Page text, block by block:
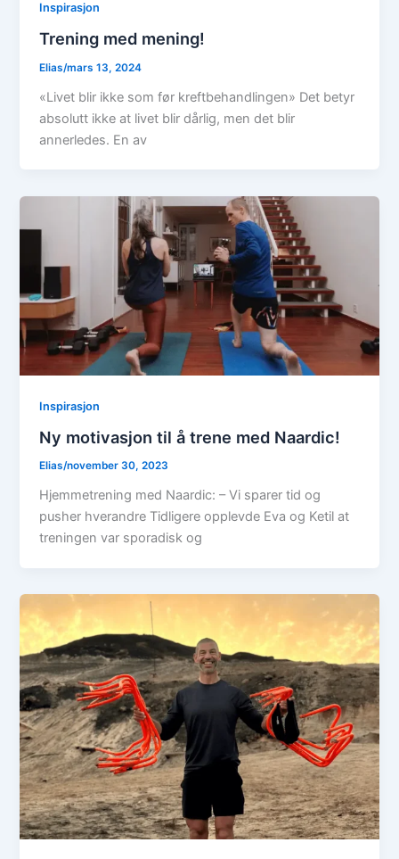
Inspirasjon
Trening med mening!
Elias/mars 13, 2024
«Livet blir ikke som før kreftbehandlingen» Det betyr
absolutt ikke at livet blir dårlig, men det blir
annerledes. En av
Inspirasjon
Ny motivasjon til å trene med Naardic!
Elias/november 30, 2023
Hjemmetrening med Naardic: – Vi sparer tid og
pusher hverandre Tidligere opplevde Eva og Ketil at
treningen var sporadisk og